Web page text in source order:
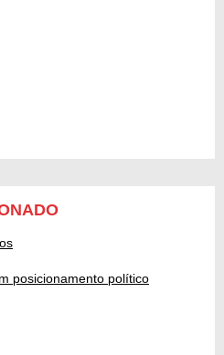
posicionamento político